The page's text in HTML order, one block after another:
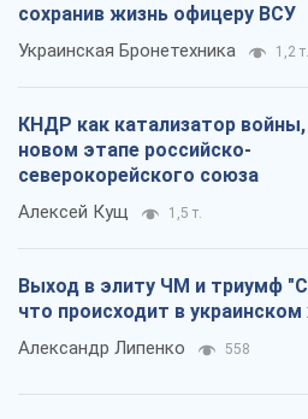
сохранив жизнь офицеру ВСУ
Украинская Бронетехника 1,2 т.
КНДР как катализатор
новом этапе российско-
северокорейского союза
Алексей Кущ 1,5 т.
Выход в элиту ЧМ и триумф
что происходит в украинском
Александр Липенко 558